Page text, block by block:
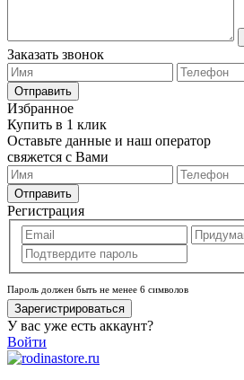
Заказать звонок
Отправить
Избранное
Купить в 1 клик
Оставьте данные и наш оператор
свяжется с Вами
Отправить
Регистрация
Пароль должен быть не менее 6 символов
Зарегистрироваться
У вас уже есть аккаунт?
Войти